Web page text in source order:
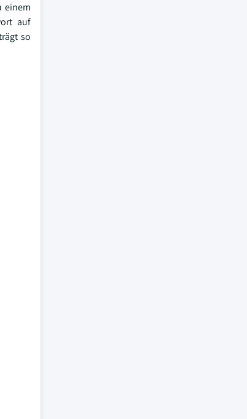
einem
auf
so